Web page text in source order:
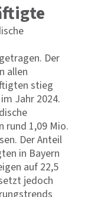
Der
allen
stieg
Jahr 2024.
rund 1,09 Mio.
Der Anteil
in Bayern
auf 22,5
jedoch